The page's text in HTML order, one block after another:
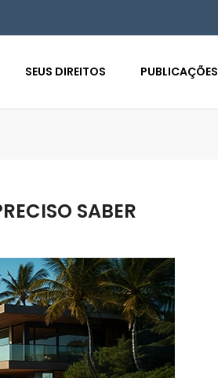
SEUS DIREITOS PUBLICAÇÕES
SABER